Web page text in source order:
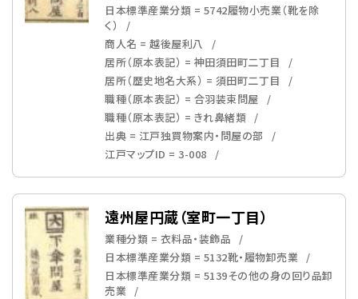
日本標準産業分類 = 5742履物小売業（靴を除
く）
商人名 = 越後屋利八
居所（原本表記） = 神田須田町二丁目
居所（歴史地名大系） = 須田町二丁目
職種（原本表記） = 合羽装束問屋
職種（原本表記） = きれ鼻緒類
出典 = 江戸独買物案内・問屋の部
江戸マップID = 3-008
遠州屋円蔵（室町一丁目）
業種分類 = 衣料品・装飾品
日本標準産業分類 = 5132靴・履物卸売業
日本標準産業分類 = 5139その他の身の回り品卸
売業